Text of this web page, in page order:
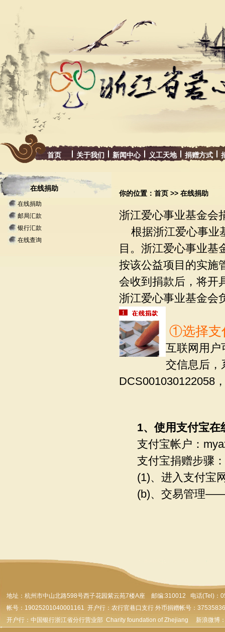
首页 关于我们 新闻中心 义工天地 捐赠方式
在线捐助
在线捐助
邮局汇款
银行汇款
在线查询
你的位置： 首页 >> 在线捐助
浙江爱心事业基金会
根据浙江爱心事业
目。浙江爱心事业基
按该公益项目的实施
会收到捐款后，将开
浙江爱心事业基金会
①选择
互联网用户
交信息后，
DCS001030122058
1、使用支付宝在
支付宝帐户：
支付宝捐赠步骤：
(1)、进入支付宝
(b)、交易管理——
地址：杭州市中山北路598号西子花园紫云苑7楼A座 邮编:310012 电话(Tel)
帐号：19025201040001161 开户行：农行官巷口支行 外币捐赠帐号：
开户行：中国银行浙江省分行营业部 Charity foundation of Zhejiang 新浪微博